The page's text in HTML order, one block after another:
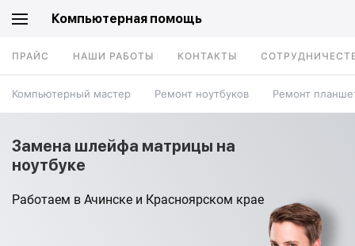
Компьютерная помощь
ПРАЙС НАШИ РАБОТЫ КОНТАКТЫ
Компьютерный мастер Ремонт ноутбуков Ремонт
Замена шлейфа матрицы на
ноутбуке
Работаем в Ачинске и Красноярском крае